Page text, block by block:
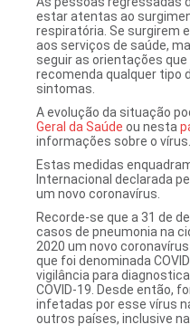
estar atentas ao
respiratória. Se surgirem
aos serviços de saúde,
seguir as orientações
recomenda qualquer tipo
sintomas.
A evolução da situação
Geral da Saúde ou nesta
informações sobre o vírus.
Estas medidas
Internacional declarada
um novo coronavírus.
Recorde-se que a 31 de
casos de pneumonia na
2020 um novo
que foi denominada
vigilância para
COVID-19. Desde então,
infetadas por esse vírus
outros países, inclusive